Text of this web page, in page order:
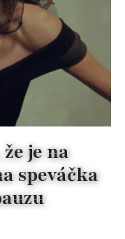
je na
speváčka